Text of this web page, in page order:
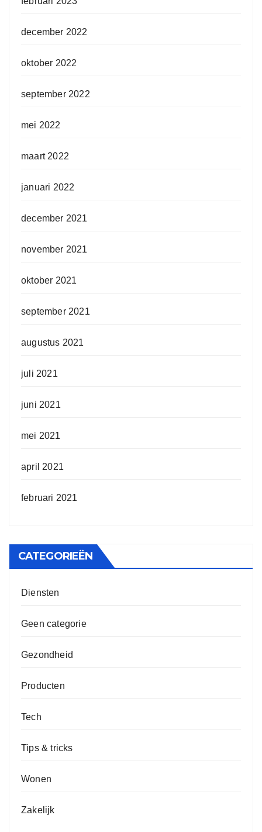
december 2022
oktober 2022
september 2022
mei 2022
maart 2022
januari 2022
december 2021
november 2021
oktober 2021
september 2021
augustus 2021
juli 2021
juni 2021
mei 2021
april 2021
februari 2021
CATEGORIEËN
Diensten
Geen categorie
Gezondheid
Producten
Tech
Tips & tricks
Wonen
Zakelijk